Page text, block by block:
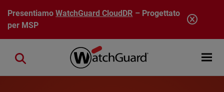
Salta al contenuto principale
PresentiamoWatchGuard CloudDR – Progettato
per MSP
Open
Close search